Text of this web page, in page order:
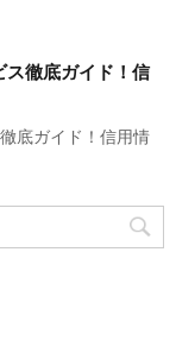
ス徹底ガイド！信
底ガイド！信用情